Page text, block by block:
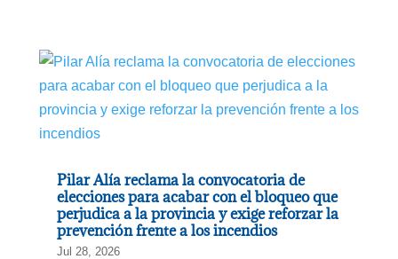
Pilar Alía reclama la convocatoria de
elecciones para acabar con el bloqueo que
perjudica a la provincia y exige reforzar la
prevención frente a los incendios
Jul 28, 2026